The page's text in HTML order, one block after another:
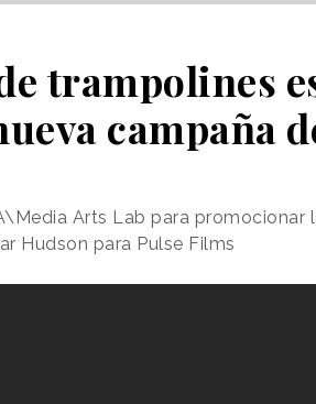
trampolines
campaña
Arts Lab para promocionar
Hudson para Pulse Films